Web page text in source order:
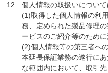
個人情報の取扱いについて
(1)取得した個人情報の利
務、定められた製品修理
ービスのご紹介等のために
(2)個人情報等の第三者へ
本延長保証業務の遂行に
な範囲内において、取引